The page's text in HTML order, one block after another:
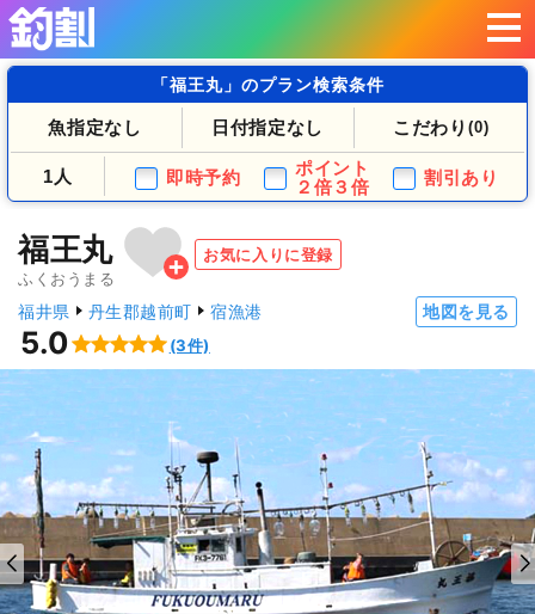
「福王丸」のプラン検索条件
魚指定なし 日付指定なし こだわり (0)
1人 即時予約
ポイント
２倍３倍
割引あり
福王丸
ふくおうまる
お気に入りに登録
福井県 丹生郡越前町 宿漁港 地図を見る
5.0 (3件)